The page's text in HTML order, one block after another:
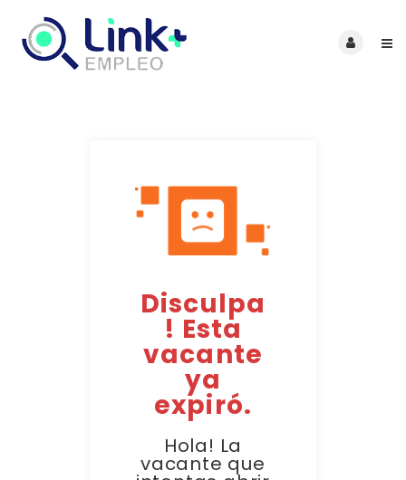
Disculpa
! Esta
vacante
ya
expiró.
Hola! La
vacante que